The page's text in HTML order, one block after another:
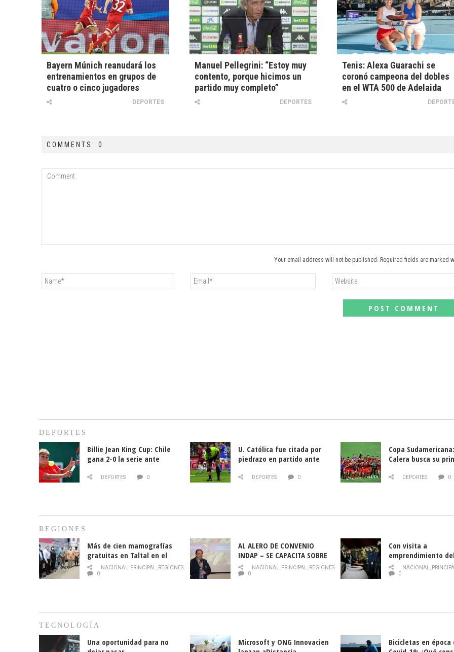
Bayern Múnich reanudará los
entrenamientos en grupos de
cuatro o cinco jugadores
DEPORTES
Manuel Pellegrini: “Estoy muy
contento, porque hicimos un
partido muy completo”
DEPORTES
Tenis: Alexa Guarachi se
coronó campeona del dobles
en el WTA 500 de Adelaida
COMMENTS: 0
Your email address will not be published. Required fields are marked
DEPORTES
Billie Jean King Cup: Chile
gana 2-0 la serie ante
DEPORTES 0
U. Católica fue citada por
piedrazo en partido ante
DEPORTES 0
Copa
Calera busca su
DEPORTES 0
REGIONES
Más de cien mamografías
gratuitas en Taltal en el
mes de la prevención del
cáncer de mama
NACIONAL, PRINCIPAL, REGIONES
0
AL ALERO DE CONVENIO
INDAP – SE CAPACITA SOBRE
PLAGA DROSOPHILA SUZUKII
NACIONAL, PRINCIPAL, REGIONES
0
Con visita a
emprendimiento
y llamado al
historia campesina
NACIONAL,
0
TECNOLOGÍA
Una oportunidad para no
Microsoft y ONG Innovacien
Bicicletas en época